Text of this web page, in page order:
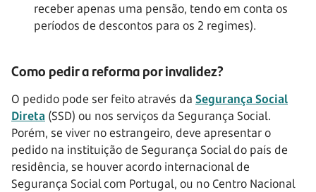
receber apenas uma pensão, tendo em conta os
períodos de descontos para os 2 regimes).
Como pedir a reforma por invalidez?
O pedido pode ser feito através da Segurança Social
Direta (SSD) ou nos serviços da Segurança Social.
Porém, se viver no estrangeiro, deve apresentar o
pedido na instituição de Segurança Social do país de
residência, se houver acordo internacional de
Segurança Social com Portugal, ou no Centro Nacional